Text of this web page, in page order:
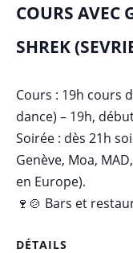
COURS AVEC
SHREK
Cours : 19h cours
dance) – 19h,
Soirée : dès 21h
Genève, Moa,
en Europe).
🍷🍲 Bars et
DÉTAILS